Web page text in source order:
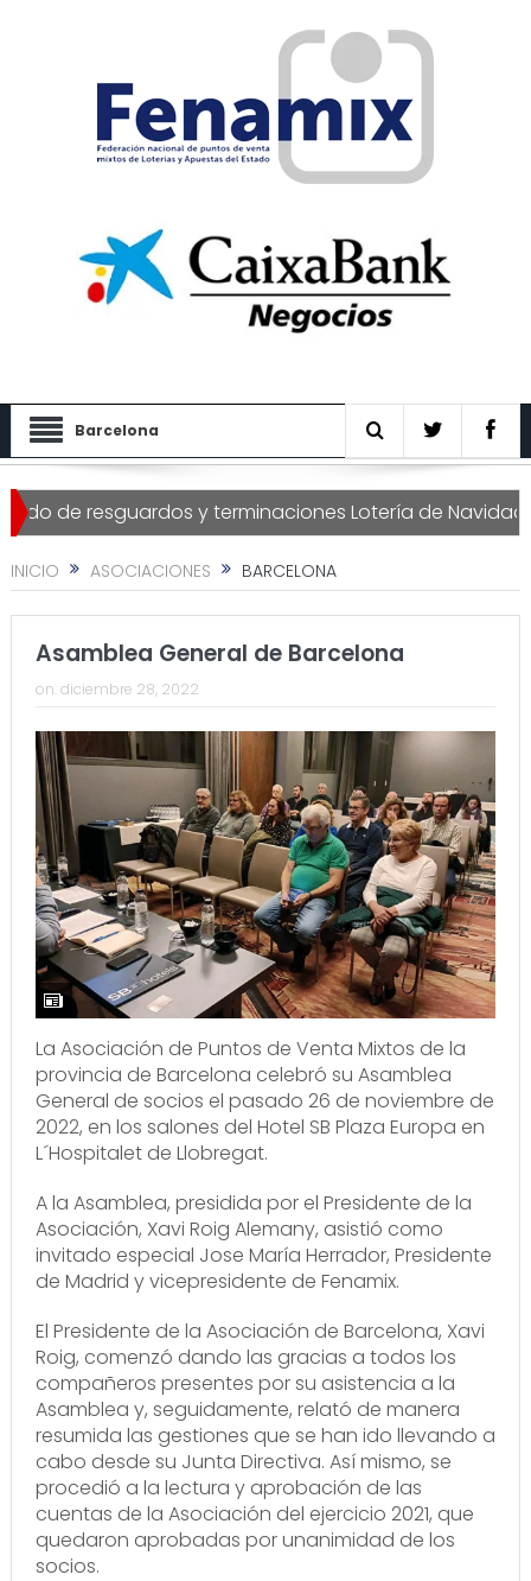
Barcelona
resguardos y terminaciones Lotería de Navidad 2026
INICIO ASOCIACIONES BARCELONA
Asamblea General de Barcelona
on: diciembre 28, 2022
La Asociación de Puntos de Venta Mixtos de la
provincia de Barcelona celebró su Asamblea
General de socios el pasado 26 de noviembre de
2022, en los salones del Hotel SB Plaza Europa en
L´Hospitalet de Llobregat.
A la Asamblea, presidida por el Presidente de la
Asociación, Xavi Roig Alemany, asistió como
invitado especial Jose María Herrador, Presidente
de Madrid y vicepresidente de Fenamix.
El Presidente de la Asociación de Barcelona, Xavi
Roig, comenzó dando las gracias a todos los
compañeros presentes por su asistencia a la
Asamblea y, seguidamente, relató de manera
resumida las gestiones que se han ido llevando a
cabo desde su Junta Directiva. Así mismo, se
procedió a la lectura y aprobación de las
cuentas de la Asociación del ejercicio 2021, que
quedaron aprobadas por unanimidad de los
socios.